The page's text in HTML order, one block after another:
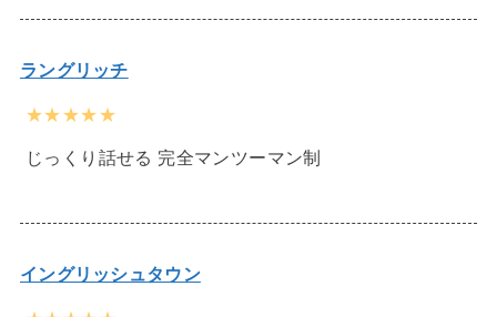
ラングリッチ
★★★★★
じっくり話せる 完全マンツーマン制
イングリッシュタウン